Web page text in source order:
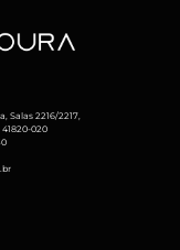
Salas 2216/2217,
41820-020